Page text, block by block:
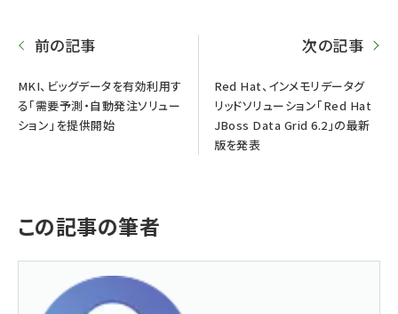
前の記事
MKI、ビッグデータを有効利用す
る「需要予測・自動発注ソリュー
ション」を提供開始
次の記事
Red Hat、インメモリデータグ
リッドソリューション「Red Hat
JBoss Data Grid 6.2」の最新
版を発表
この記事の筆者